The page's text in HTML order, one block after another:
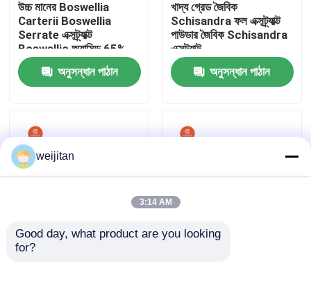
আমাদের সম্পর্কে
কারখানা ভ্রমণ
যোগাযোগ করুন
স্বাদযুক্ত স্বাদ
উচ্চ মানের Boswellia
Carterii Boswellia
Serrate এক্সট্র্যাক্ট
Boswellic অ্যাসিড 65%
Frankincense এক্সট্র্যাক্ট
অনুসন্ধান পাঠান
খাদ্য গ্রেড জৈবিক
Schisandra ফল এক্সট্র্যাক্ট
পাউডার জৈবিক Schisandra
এক্সট্র্যাক্ট
অনুসন্ধান পাঠান
প্রাকৃতিক বিশুদ্ধ সম্পূরক বিড়াল
weijitan
3:14 AM
Good day, what product are you looking
for?